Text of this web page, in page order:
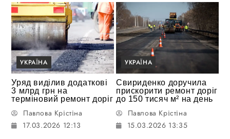
УКРАЇНА
Уряд виділив додаткові
3 млрд грн на
терміновий ремонт доріг
Павлова Крістіна
17.03.2026 12:13
УКРАЇНА
Свириденко доручила
прискорити ремонт доріг
до 150 тисяч м² на день
Павлова Крістіна
15.03.2026 13:35